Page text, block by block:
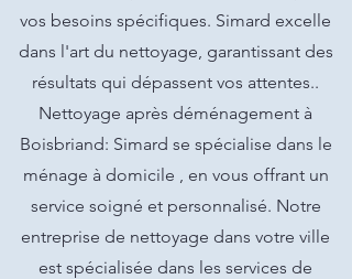
vos besoins spécifiques. Simard excelle
dans l'art du nettoyage, garantissant des
résultats qui dépassent vos attentes..
Nettoyage après déménagement à
Boisbriand: Simard se spécialise dans le
ménage à domicile , en vous offrant un
service soigné et personnalisé. Notre
entreprise de nettoyage dans votre ville
est spécialisée dans les services de